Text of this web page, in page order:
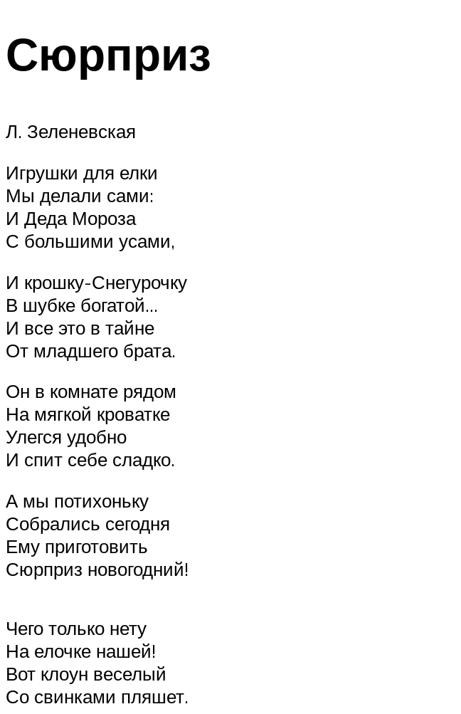
Сюрприз
Л. Зеленевская
Игрушки для елки
Мы делали сами:
И Деда Мороза
С большими усами,
И крошку-Снегурочку
В шубке богатой…
И все это в тайне
От младшего брата.
Он в комнате рядом
На мягкой кроватке
Улегся удобно
И спит себе сладко.
А мы потихоньку
Собрались сегодня
Ему приготовить
Сюрприз новогодний!
Чего только нету
На елочке нашей!
Вот клоун веселый
Со свинками пляшет.